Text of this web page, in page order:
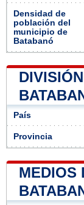
Densidad de
población del
municipio de
Batabanó
País
Provincia
MEDIOS